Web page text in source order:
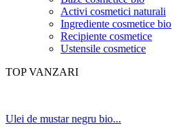
Activi cosmetici naturali
Ingrediente cosmetice bio
Recipiente cosmetice
Ustensile cosmetice
TOP VANZARI
Ulei de mustar negru bio...